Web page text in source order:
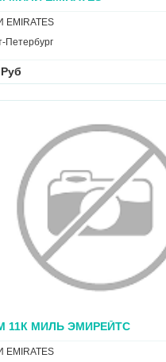
Петербург
11К МИЛЬ ЭМИРЕЙТС